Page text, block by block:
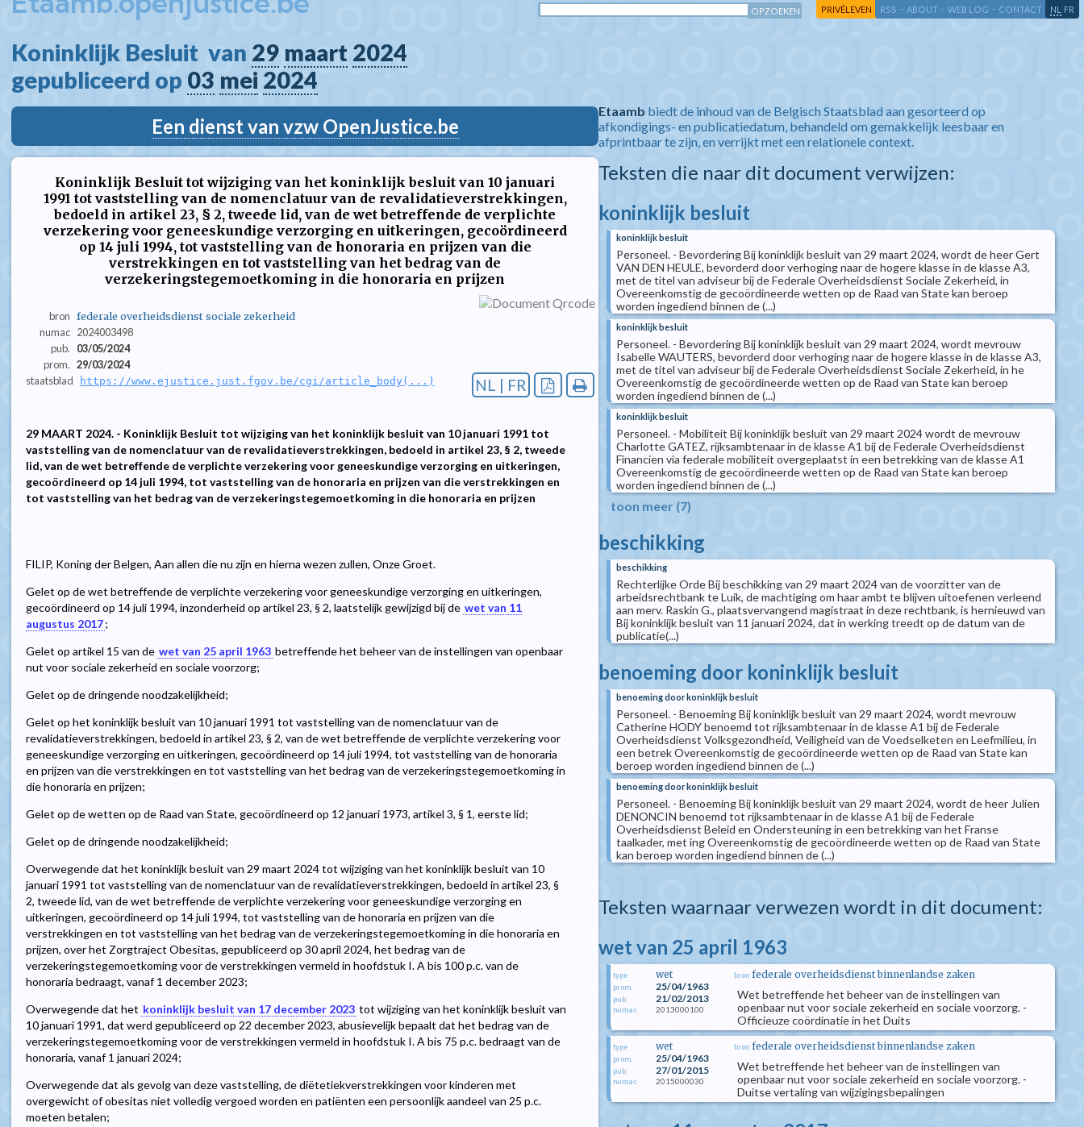
PRIVÉLEVEN RSS - ABOUT - WEB LOG - CONTACT NL FR
Koninklijk Besluit  van 29 maart 2024
gepubliceerd op 03 mei 2024
Een dienst van vzw OpenJustice.be
Koninklijk Besluit tot wijziging van het koninklijk besluit van 10 januari
1991 tot vaststelling van de nomenclatuur van de revalidatieverstrekkingen,
bedoeld in artikel 23, § 2, tweede lid, van de wet betreffende de verplichte
verzekering voor geneeskundige verzorging en uitkeringen, gecoördineerd
op 14 juli 1994, tot vaststelling van de honoraria en prijzen van die
verstrekkingen en tot vaststelling van het bedrag van de
verzekeringstegemoetkoming in die honoraria en prijzen
bron federale overheidsdienst sociale zekerheid
numac 2024003498
pub.
03/05/2024
prom. 29/03/2024
staatsblad
https://www.ejustice.just.fgov.be/cgi/article_body(...) NL | FR
29 MAART 2024. - Koninklijk Besluit tot wijziging van het koninklijk besluit van 10 januari 1991 tot
vaststelling van de nomenclatuur van de revalidatieverstrekkingen, bedoeld in artikel 23, § 2, tweede
lid, van de wet betreffende de verplichte verzekering voor geneeskundige verzorging en uitkeringen,
gecoördineerd op 14 juli 1994, tot vaststelling van de honoraria en prijzen van die verstrekkingen en
tot vaststelling van het bedrag van de verzekeringstegemoetkoming in die honoraria en prijzen
FILIP, Koning der Belgen, Aan allen die nu zijn en hierna wezen zullen, Onze Groet.
Gelet op de wet betreffende de verplichte verzekering voor geneeskundige verzorging en uitkeringen,
gecoördineerd op 14 juli 1994, inzonderheid op artikel 23, § 2, laatstelijk gewijzigd bij de wet van 11
augustus 2017;
Gelet op artikel 15 van de wet van 25 april 1963 betreffende het beheer van de instellingen van openbaar
nut voor sociale zekerheid en sociale voorzorg;
Gelet op de dringende noodzakelijkheid;
Gelet op het koninklijk besluit van 10 januari 1991 tot vaststelling van de nomenclatuur van de
revalidatieverstrekkingen, bedoeld in artikel 23, § 2, van de wet betreffende de verplichte verzekering voor
geneeskundige verzorging en uitkeringen, gecoördineerd op 14 juli 1994, tot vaststelling van de honoraria
en prijzen van die verstrekkingen en tot vaststelling van het bedrag van de verzekeringstegemoetkoming in
die honoraria en prijzen;
Gelet op de wetten op de Raad van State, gecoördineerd op 12 januari 1973, artikel 3, § 1, eerste lid;
Gelet op de dringende noodzakelijkheid;
Overwegende dat het koninklijk besluit van 29 maart 2024 tot wijziging van het koninklijk besluit van 10
januari 1991 tot vaststelling van de nomenclatuur van de revalidatieverstrekkingen, bedoeld in artikel 23, §
2, tweede lid, van de wet betreffende de verplichte verzekering voor geneeskundige verzorging en
uitkeringen, gecoördineerd op 14 juli 1994, tot vaststelling van de honoraria en prijzen van die
verstrekkingen en tot vaststelling van het bedrag van de verzekeringstegemoetkoming in die honoraria en
prijzen, over het Zorgtraject Obesitas, gepubliceerd op 30 april 2024, het bedrag van de
verzekeringstegemoetkoming voor de verstrekkingen vermeld in hoofdstuk I. A bis 100 p.c. van de
honoraria bedraagt, vanaf 1 december 2023;
Overwegende dat het koninklijk besluit van 17 december 2023 tot wijziging van het koninklijk besluit van
10 januari 1991, dat werd gepubliceerd op 22 december 2023, abusievelijk bepaalt dat het bedrag van de
verzekeringstegemoetkoming voor de verstrekkingen vermeld in hoofdstuk I. A bis 75 p.c. bedraagt van de
honoraria, vanaf 1 januari 2024;
Overwegende dat als gevolg van deze vaststelling, de diëtetiekverstrekkingen voor kinderen met
overgewicht of obesitas niet volledig vergoed worden en patiënten een persoonlijk aandeel van 25 p.c.
moeten betalen;
Etaamb biedt de inhoud van de Belgisch Staatsblad aan gesorteerd op
afkondigings- en publicatiedatum, behandeld om gemakkelijk leesbaar en
afprintbaar te zijn, en verrijkt met een relationele context.
Teksten die naar dit document verwijzen:
koninklijk besluit
koninklijk besluit
Personeel. - Bevordering Bij koninklijk besluit van 29 maart 2024, wordt de heer Gert
VAN DEN HEULE, bevorderd door verhoging naar de hogere klasse in de klasse A3,
met de titel van adviseur bij de Federale Overheidsdienst Sociale Zekerheid, in
Overeenkomstig de gecoördineerde wetten op de Raad van State kan beroep
worden ingediend binnen de (...)
koninklijk besluit
Personeel. - Bevordering Bij koninklijk besluit van 29 maart 2024, wordt mevrouw
Isabelle WAUTERS, bevorderd door verhoging naar de hogere klasse in de klasse A3,
met de titel van adviseur bij de Federale Overheidsdienst Sociale Zekerheid, in he
Overeenkomstig de gecoördineerde wetten op de Raad van State kan beroep
worden ingediend binnen de (...)
koninklijk besluit
Personeel. - Mobiliteit Bij koninklijk besluit van 29 maart 2024 wordt de mevrouw
Charlotte GATEZ, rijksambtenaar in de klasse A1 bij de Federale Overheidsdienst
Financien via federale mobiliteit overgeplaatst in een betrekking van de klasse A1
Overeenkomstig de gecoördineerde wetten op de Raad van State kan beroep
worden ingediend binnen de (...)
toon meer (7)
beschikking
beschikking
Rechterlijke Orde Bij beschikking van 29 maart 2024 van de voorzitter van de
arbeidsrechtbank te Luik, de machtiging om haar ambt te blijven uitoefenen verleend
aan merv. Raskin G., plaatsvervangend magistraat in deze rechtbank, is hernieuwd van
Bij koninklijk besluit van 11 januari 2024, dat in werking treedt op de datum van de
publicatie(...)
benoeming door koninklijk besluit
benoeming door koninklijk besluit
Personeel. - Benoeming Bij koninklijk besluit van 29 maart 2024, wordt mevrouw
Catherine HODY benoemd tot rijksambtenaar in de klasse A1 bij de Federale
Overheidsdienst Volksgezondheid, Veiligheid van de Voedselketen en Leefmilieu, in
een betrek Overeenkomstig de gecoördineerde wetten op de Raad van State kan
beroep worden ingediend binnen de (...)
benoeming door koninklijk besluit
Personeel. - Benoeming Bij koninklijk besluit van 29 maart 2024, wordt de heer Julien
DENONCIN benoemd tot rijksambtenaar in de klasse A1 bij de Federale
Overheidsdienst Beleid en Ondersteuning in een betrekking van het Franse
taalkader, met ing Overeenkomstig de gecoördineerde wetten op de Raad van State
kan beroep worden ingediend binnen de (...)
Teksten waarnaar verwezen wordt in dit document:
wet van 25 april 1963
type wet
prom. 25/04/1963
pub. 21/02/2013
numac 2013000100
bron federale overheidsdienst binnenlandse zaken
Wet betreffende het beheer van de instellingen van
openbaar nut voor sociale zekerheid en sociale voorzorg. -
Officieuze coördinatie in het Duits
type wet
prom. 25/04/1963
pub. 27/01/2015
numac 2015000030
bron federale overheidsdienst binnenlandse zaken
Wet betreffende het beheer van de instellingen van
openbaar nut voor sociale zekerheid en sociale voorzorg. -
Duitse vertaling van wijzigingsbepalingen